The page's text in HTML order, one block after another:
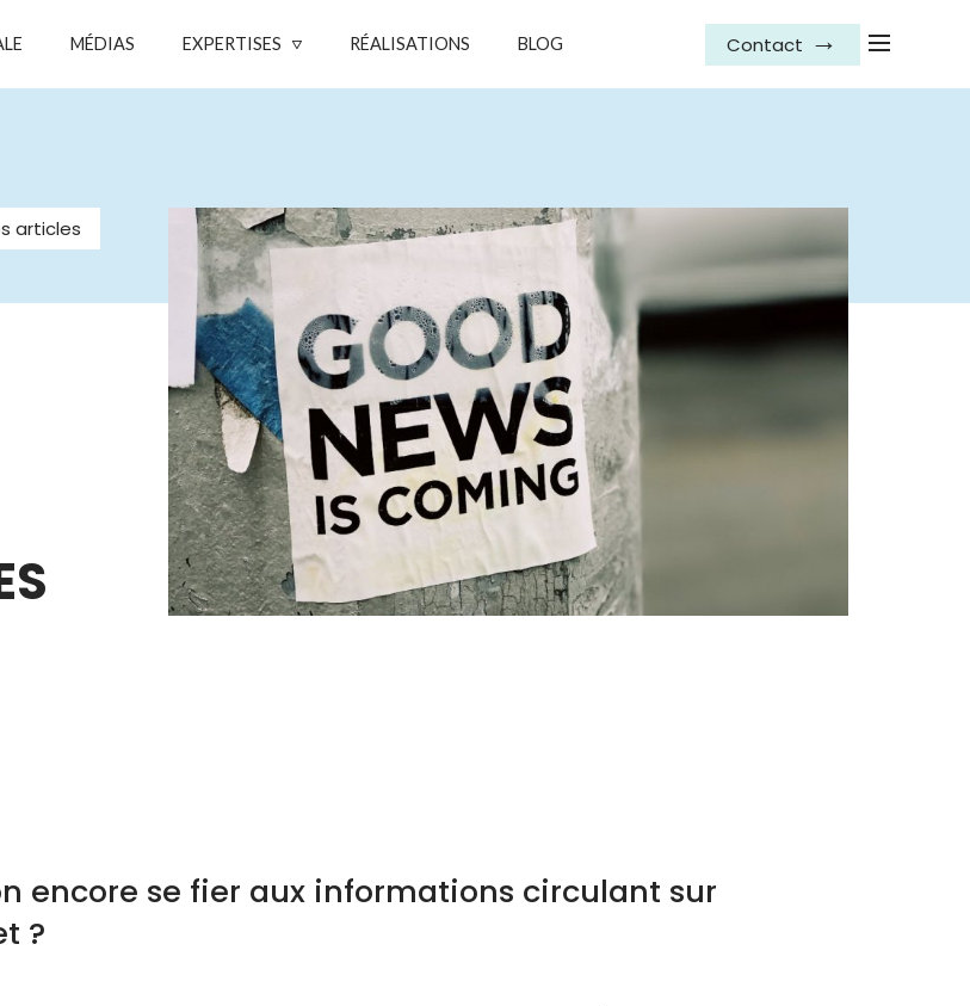
MÉDIAS EXPERTISES RÉALISATIONS BLOG Contact
articles
encore se fier aux informations circulant sur
?